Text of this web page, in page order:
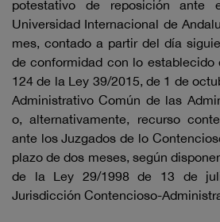
potestativo de reposición
Universidad Internacional de
mes, contado a partir del día
de conformidad con lo establecido
124 de la Ley 39/2015, de 1 de
Administrativo Común de las
o, alternativamente, recurso
ante los Juzgados de lo
plazo de dos meses, según
de la Ley 29/1998 de 13 de
Jurisdicción Contencioso-